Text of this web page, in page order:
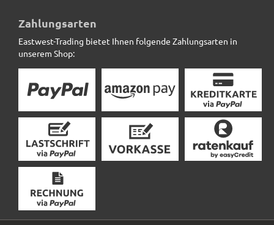
3,40 € *
Zahlungsarten
Eastwest-Trading bietet Ihnen folgende Zahlungsarten in
unserem Shop: